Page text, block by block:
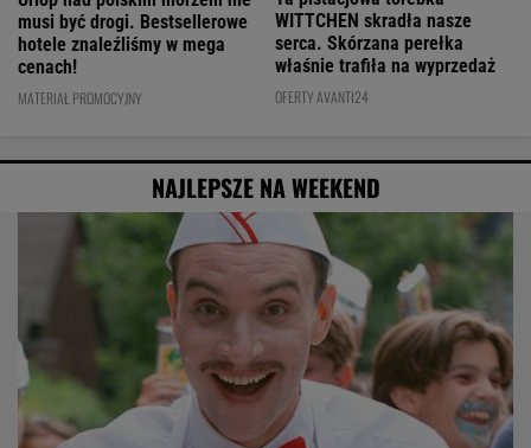
musi być drogi. Bestsellerowe
hotele znaleźliśmy w mega
cenach!
MATERIAŁ PROMOCYJNY
WITTCHEN skradła nasze
serca. Skórzana perełka
właśnie trafiła na wyprzedaż
OFERTY AVANTI24
NAJLEPSZE NA WEEKEND